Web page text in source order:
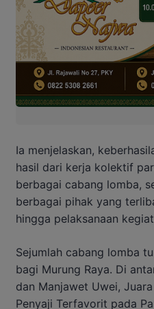
Ia menjelaskan,
hasil dari kerja kolektif
berbagai cabang lomba,
berbagai pihak yang
hingga pelaksanaan
Sejumlah cabang lomba
bagi Murung Raya. Di
dan Manjawet Uwei,
Penyaji Terfavorit pada